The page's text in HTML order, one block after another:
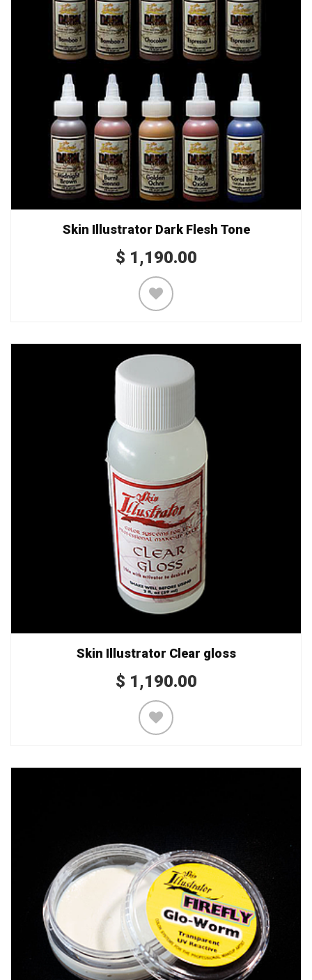
Skin Illustrator Dark Flesh Tone
$ 1,190.00
Skin Illustrator Clear gloss
$ 1,190.00